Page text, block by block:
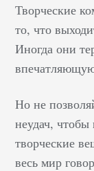
Творческие
то, что
Иногда они
Но не
неудач, чтобы
творческие
весь мир